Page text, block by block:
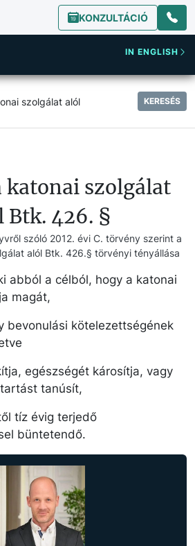
KONZULTÁCIÓ
IN ENGLISH
szolgálat alól KERESÉS
katonai szolgálat
Btk. 426. §
szóló 2012. évi C. törvény szerint a
alól Btk. 426.§ törvényi tényállása
abból a célból, hogy a katonai
magát,
bevonulási kötelezettségének
egészségét károsítja, vagy
tanúsít,
tíz évig terjedő
büntetendő.